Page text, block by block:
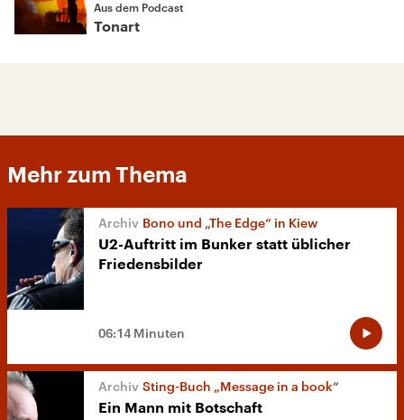
Aus dem Podcast
Tonart
Mehr zum Thema
Bono und „The Edge“ in Kiew
U2-Auftritt im Bunker statt üblicher
Friedensbilder
06:14 Minuten
Sting-Buch „Message in a book“
Ein Mann mit Botschaft